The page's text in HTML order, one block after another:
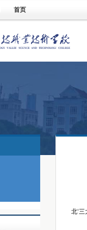
首页
北‘